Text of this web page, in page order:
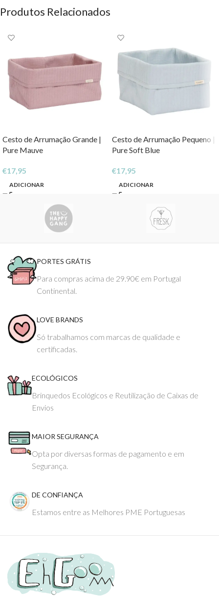
Produtos Relacionados
Cesto de Arrumação Grande |
Pure Mauve
€17,95
ADICIONAR
Cesto de Arrumação Pequeno |
Pure Soft Blue
€17,95
ADICIONAR
PORTES GRÁTIS
Para compras acima de 29.90€ em Portugal
Continental.
LOVE BRANDS
Só trabalhamos com marcas de qualidade e
certificadas.
ECOLÓGICOS
Brinquedos Ecológicos e Reutilização de Caixas de
Envios
MAIOR SEGURANÇA
Opta por diversas formas de pagamento e em
Segurança.
DE CONFIANÇA
Estamos entre as Melhores PME Portuguesas